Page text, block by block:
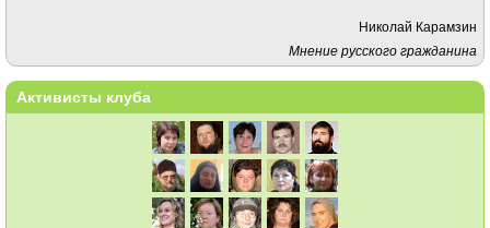
Николай Карамзин
Мнение русского гражданина
Активисты клуба